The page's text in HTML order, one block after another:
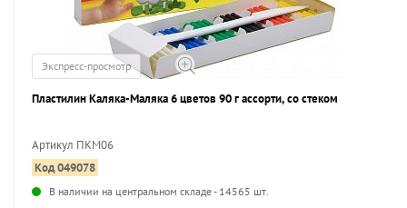
Экспресс-просмотр
Пластилин Каляка-Маляка 6 цветов 90 г ассорти, со стеком
Артикул ПКМ06
Код 049078
В наличии на центральном складе - 14565 шт.